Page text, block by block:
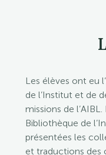
Les élèves ont eu
de l’Institut et de
missions de
Bibliothèque de
présentées les
et traductions des